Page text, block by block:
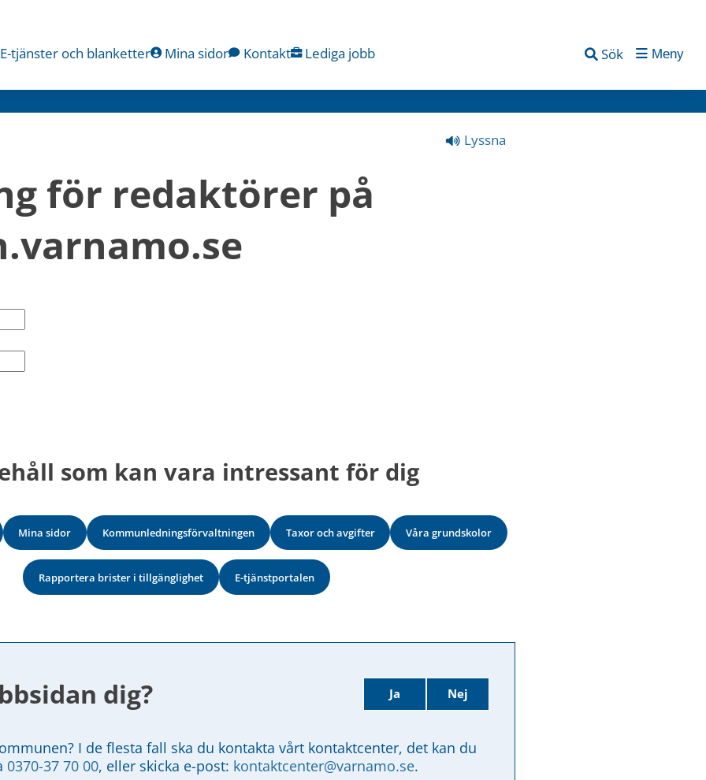
E-tjänster och blanketter Mina sidor Kontakt Lediga jobb Sök Meny
Lyssna
för redaktörer på
som kan vara intressant för dig
Mina sidor Kommunledningsförvaltningen Taxor och avgifter Våra grundskolor
Rapportera brister i tillgänglighet E-tjänstportalen
dig? Ja Nej
I de flesta fall ska du kontakta vårt kontaktcenter, det kan du
0370-37 70 00, eller skicka e-post: kontaktcenter@varnamo.se.